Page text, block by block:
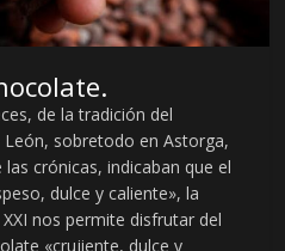
de la tradición del
sobretodo en Astorga,
crónicas, indicaban que el
dulce y caliente», la
nos permite disfrutar del
«crujiente, dulce y